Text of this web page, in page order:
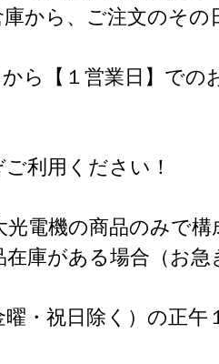
庫から、ご注文のそ
ら【１営業日】での
利用ください！
電機の商品のみで構
庫がある場合（お急
・祝日除く）の正午